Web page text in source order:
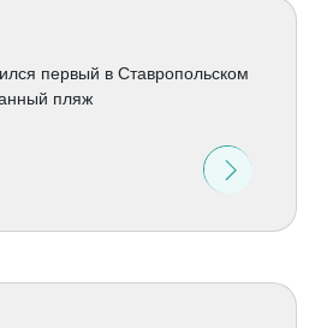
первый в Ставропольском
пляж